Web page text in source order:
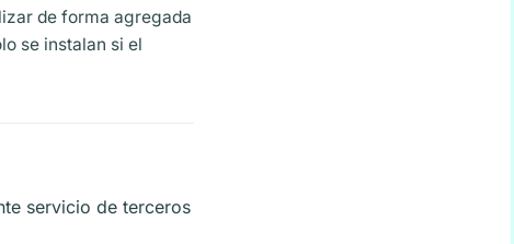
de forma agregada
se instalan si el
servicio de terceros